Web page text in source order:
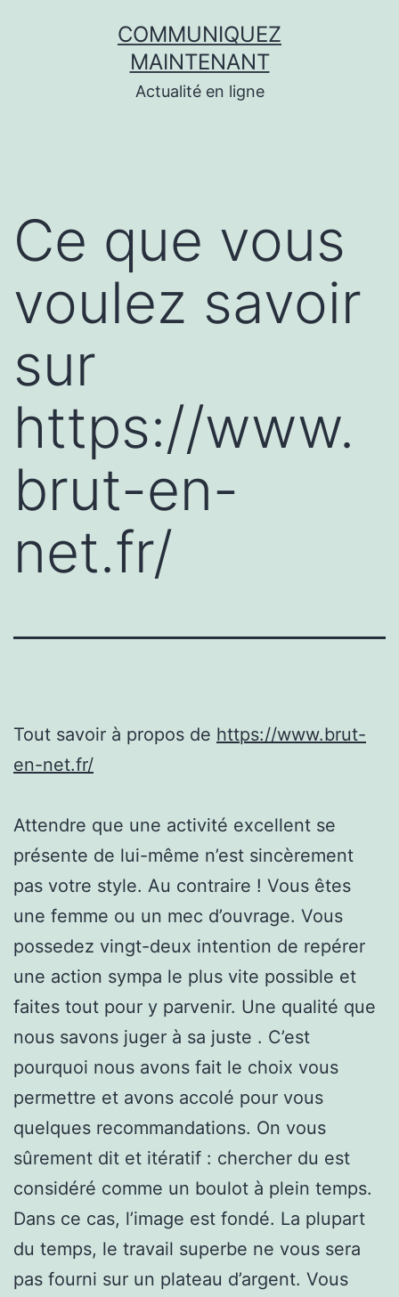
COMMUNIQUEZ
MAINTENANT
Actualité en ligne
Ce que vous
voulez savoir
sur
https://www.
brut-en-
net.fr/
Tout savoir à propos de https://www.brut-
en-net.fr/
Attendre que une activité excellent se
présente de lui-même n’est sincèrement
pas votre style. Au contraire ! Vous êtes
une femme ou un mec d’ouvrage. Vous
possedez vingt-deux intention de repérer
une action sympa le plus vite possible et
faites tout pour y parvenir. Une qualité que
nous savons juger à sa juste . C’est
pourquoi nous avons fait le choix vous
permettre et avons accolé pour vous
quelques recommandations. On vous
sûrement dit et itératif : chercher du est
considéré comme un boulot à plein temps.
Dans ce cas, l’image est fondé. La plupart
du temps, le travail superbe ne vous sera
pas fourni sur un plateau d’argent. Vous